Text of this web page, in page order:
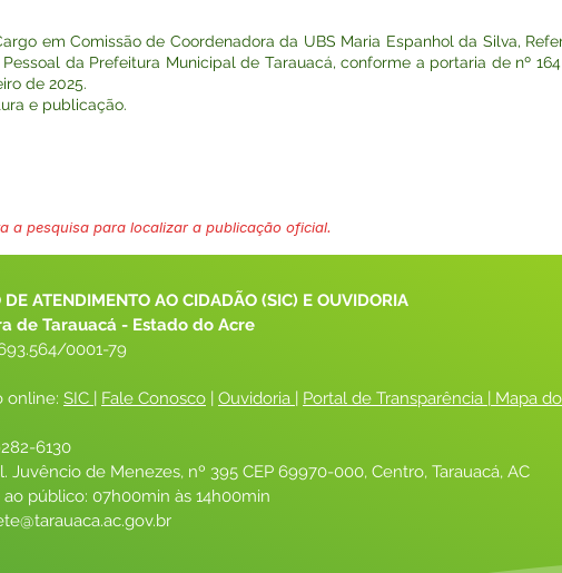
em Comissão de Coordenadora da UBS Maria Espanhol da Silva,
da Prefeitura Municipal de Tarauacá, conforme a portaria de nº 164
de 2025.
e publicação.
a pesquisa para localizar a publicação oficial.
DE ATENDIMENTO AO CIDADÃO (SIC) E OUVIDORIA
de Tarauacá - Estado do Acre
0001-79
online: SIC | Fale Conosco | Ouvidoria | Portal de Transparência | Mapa
6130
Juvêncio de Menezes, nº 395 CEP 69970-000, Centro, Tarauacá, AC
público: 07h00min às 14h00min